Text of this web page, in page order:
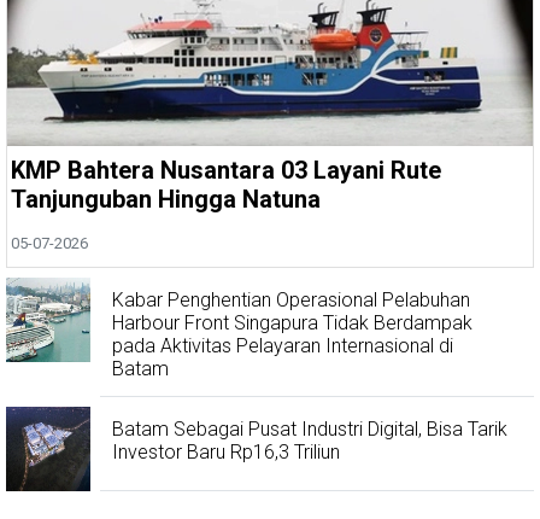
KMP Bahtera Nusantara 03 Layani Rute
Tanjunguban Hingga Natuna
05-07-2026
Kabar Penghentian Operasional Pelabuhan
Harbour Front Singapura Tidak Berdampak
pada Aktivitas Pelayaran Internasional di
Batam
Batam Sebagai Pusat Industri Digital, Bisa Tarik
Investor Baru Rp16,3 Triliun